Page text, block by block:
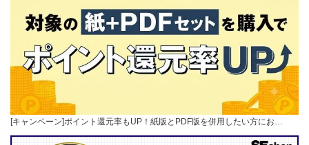
[キャンペーン]ポイント還元率もUP！紙版とPDF版を併用したい方にお…